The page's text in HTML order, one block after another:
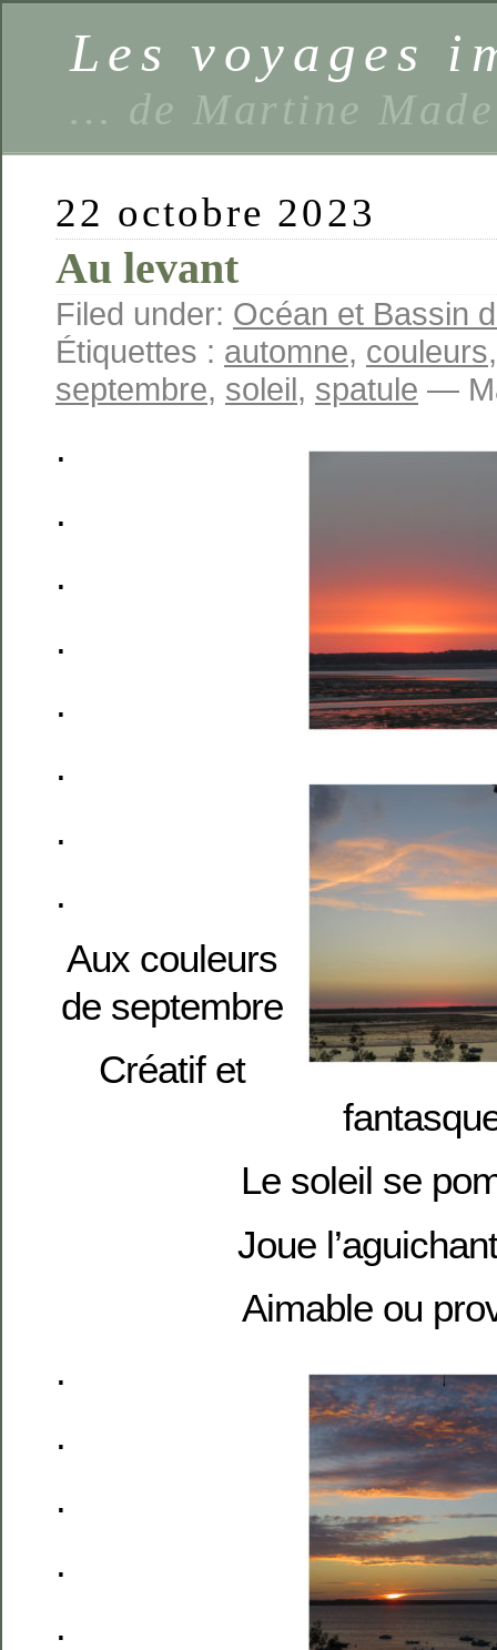
Les voyages
… de Martine
22 octobre 2023
Au levant
Filed under: Océan et Bassin
Étiquettes : automne, couleurs
septembre, soleil, spatule —
.
.
.
.
.
.
.
.
Aux couleurs
de septembre
Créatif et
Le soleil se
Joue
Aimable ou
.
.
.
.
.